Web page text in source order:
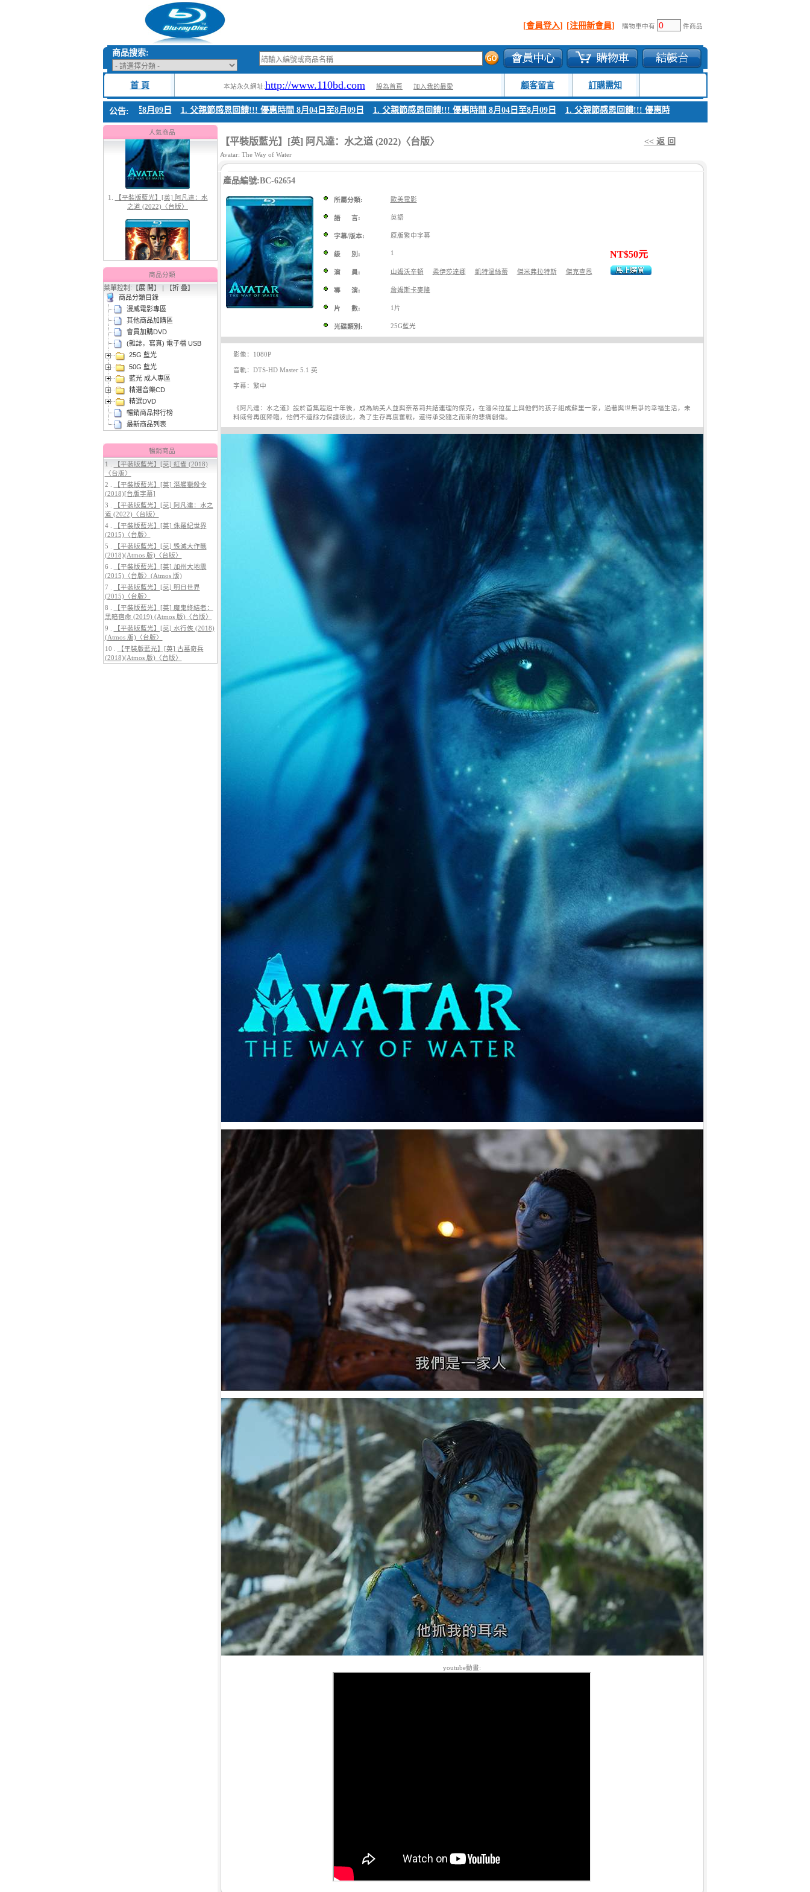
[會員登入] [注冊新會員] 購物車中有 件商品
商品搜索:
首 頁 本站永久網址:http://www.110bd.com 設為首頁 加入我的最愛 顧客留言 訂購需知
公告:
感恩回饋!!! 優惠時間 8月04日至8月09日 1. 父親節感恩回饋!!! 優惠時間 8月04日至8月09日 1. 父親節感恩回饋!!! 優惠時間 8月04日至8月09日 1. 父親節感恩回饋!!! 優惠時間 8月04日至8月09日
人氣商品
1.【平裝版藍光】[英] 阿凡達：水
之道 (2022)〈台版〉
【平裝版藍光】[英] 阿凡達3：火
與燼 (2025)(Atmos 版)〈台版〉
3.【平裝版藍光】[英] 太空超人
(2026)[台版字幕]
4.【平裝版藍光】[英] 穿著PRADA
的惡魔 2 (2026)[台版字幕]
5.【平裝版藍光】[英] 巔峰獵殺
(2026)
商品分類
菜單控制:【展 開】 | 【折 疊】
商品分類目錄
漫威電影專區
其他商品加購區
會員加購DVD
(雜誌，寫真) 電子檔 USB
25G 藍光
50G 藍光
藍光 成人專區
精選音樂CD
精選DVD
暢銷商品排行榜
最新商品列表
暢銷商品
1 .
【平裝版藍光】[英] 紅雀 (2018)
〈台版〉
2 .
【平裝版藍光】[英] 潛艦獵殺令
(2018)[台版字幕]
3 .
【平裝版藍光】[英] 阿凡達：水之
道 (2022)〈台版〉
4 .
【平裝版藍光】[英] 侏羅紀世界
(2015)〈台版〉
5 .
【平裝版藍光】[英] 毀滅大作戰
(2018)(Atmos 版)〈台版〉
6 .
【平裝版藍光】[英] 加州大地震
(2015)〈台版〉(Atmos 版)
7 .
【平裝版藍光】[英] 明日世界
(2015)〈台版〉
8 .
【平裝版藍光】[英] 魔鬼終結者：
黑暗宿命 (2019) (Atmos 版)〈台版〉
9 .
【平裝版藍光】[英] 水行俠 (2018)
(Atmos 版)〈台版〉
10 .
【平裝版藍光】[英] 古墓奇兵
(2018)(Atmos 版)〈台版〉
【平裝版藍光】[英] 阿凡達：水之道 (2022)〈台版〉 << 返 回
Avatar: The Way of Water
產品編號:BC-62654
所屬分類: 歐美電影
語 言: 英語
字幕/版本: 原版繁中字幕
級 別: 1
演 員: 山姆沃辛頓 柔伊莎達娜 凱特溫絲蕾 傑米弗拉特斯 傑克查恩
導 演: 詹姆斯卡麥隆
片 數: 1片
光碟類別: 25G藍光
NT$50元
影像：1080P
音軌：DTS-HD Master 5.1 英
字幕：繁中
《阿凡達：水之道》設於首集超過十年後，成為納美人並與奈蒂莉共結連理的傑克，在潘朵拉星上與他們的孩子組成蘇里一家，過著與世無爭的幸福生活，未
料威脅再度降臨，他們不遺餘力保護彼此，為了生存再度奮戰，還得承受隨之而來的悲痛創傷。
youtube動畫: